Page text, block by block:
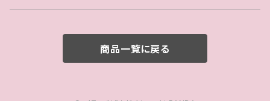
商品一覧に戻る